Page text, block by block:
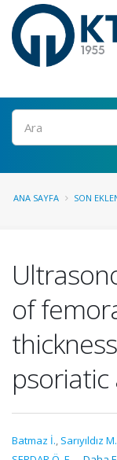
Ara
ANA SAYFA SON
of
Batmaz İ., Sarıyıldız